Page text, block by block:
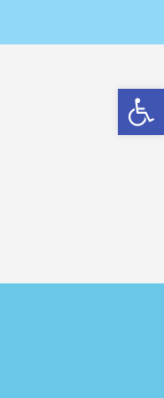
Barra de Ferramentas Aberta